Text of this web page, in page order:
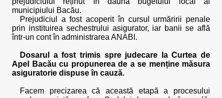
municipiului Bacău.
Prejudiciul a fost acoperit în cursul urmăririi penale
prin instituirea sechestrului asigurator, iar banii se află
într-un cont în administrarea ANABI.
Dosarul a fost trimis spre judecare la Curtea de
Apel Bacău cu propunerea de a se menține măsura
asiguratorie dispuse în cauză.
Facem precizarea că această etapă a procesului